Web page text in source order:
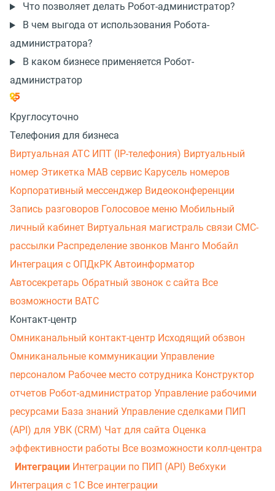
Что позволяет делать Робот-администратор?
В чем выгода от использования Робота-
администратора?
В каком бизнесе применяется Робот-
администратор
Круглосуточно
Телефония для бизнеса
Виртуальная АТС ИПТ (IP-телефония) Виртуальный
номер Этикетка МАВ сервис Карусель номеров
Корпоративный мессенджер Видеоконференции
Запись разговоров Голосовое меню Мобильный
личный кабинет Виртуальная магистраль связи СМС-
рассылки Распределение звонков Манго Мобайл
Интеграция с ОПДкРК Автоинформатор
Автосекретарь Обратный звонок с сайта Все
возможности ВАТС
Контакт-центр
Омниканальный контакт-центр Исходящий обзвон
Омниканальные коммуникации Управление
персоналом Рабочее место сотрудника Конструктор
отчетов Робот-администратор Управление рабочими
ресурсами База знаний Управление сделками ПИП
(API) для УВК (CRM) Чат для сайта Оценка
эффективности работы Все возможности колл-центра
Интеграции Интеграции по ПИП (API) Вебхуки
Интеграция с 1С Все интеграции